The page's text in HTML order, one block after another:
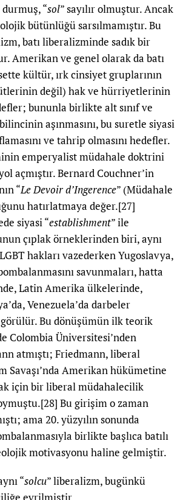
“sol” sayılır olmuştur. Ancak
bütünlüğü sarsılmamıştır. Bu
batı liberalizminde sadık bir
Amerikan ve genel olarak da batı
kültür, ırk cinsiyet gruplarının
değil) hak ve hürriyetlerinin
bununla birlikte alt sınıf ve
aşınmasını, bu suretle siyasi
ve tahrip olmasını hedefler.
emperyalist müdahale doktrini
açmıştır. Bernard Couchner’in
“Le Devoir d’Ingerence” (Müdahale
hatırlatmaya değer.[27]
siyasi “establishment” ile
çıplak örneklerinden biri, aynı
hakları vazederken Yugoslavya,
savunmaları, hatta
Latin Amerika ülkelerinde,
Venezuela’da darbeler
Bu dönüşümün ilk teorik
Colombia Üniversitesi’nden
atmıştı; Friedmann, liberal
Savaşı’nda Amerikan hükümetine
için bir liberal müdahalecilik
[28] Bu girişim o zaman
ama 20. yüzyılın sonunda
birlikte başlıca batılı
motivasyonu haline gelmiştir.
“solcu” liberalizm, bugünkü
evrilmiştir.